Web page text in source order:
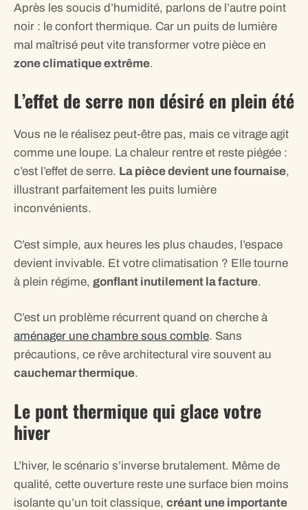
Après les soucis d’humidité, parlons de l’autre point
noir : le confort thermique. Car un puits de lumière
mal maîtrisé peut vite transformer votre pièce en
zone climatique extrême.
L’effet de serre non désiré en plein été
Vous ne le réalisez peut-être pas, mais ce vitrage agit
comme une loupe. La chaleur rentre et reste piégée :
c’est l’effet de serre. La pièce devient une fournaise,
illustrant parfaitement les puits lumière
inconvénients.
C’est simple, aux heures les plus chaudes, l’espace
devient invivable. Et votre climatisation ? Elle tourne
à plein régime, gonflant inutilement la facture.
C’est un problème récurrent quand on cherche à
aménager une chambre sous comble. Sans
précautions, ce rêve architectural vire souvent au
cauchemar thermique.
Le pont thermique qui glace votre
hiver
L’hiver, le scénario s’inverse brutalement. Même de
qualité, cette ouverture reste une surface bien moins
isolante qu’un toit classique, créant une importante